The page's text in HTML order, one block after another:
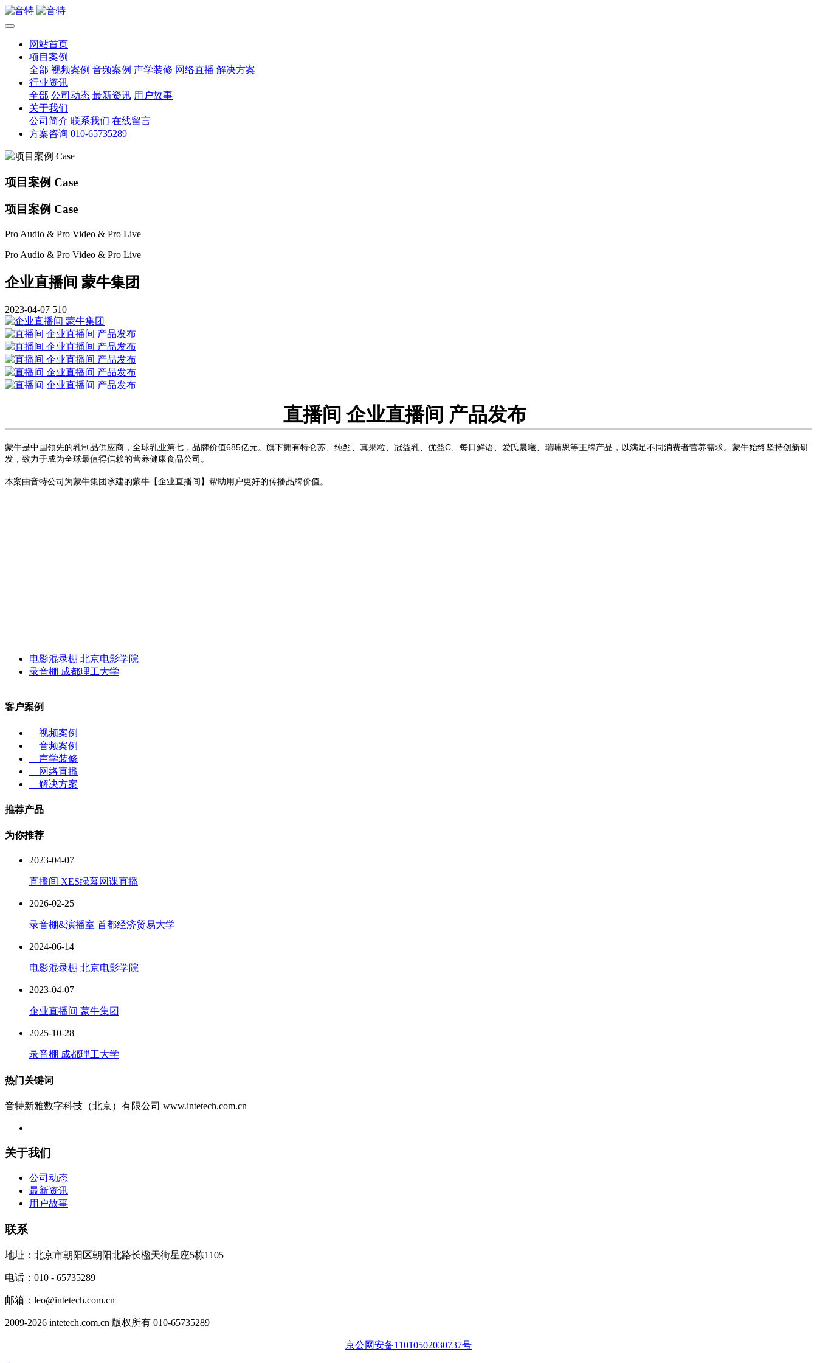
网站首页
项目案例
全部 视频案例 音频案例 声学装修 网络直播 解决方案
行业资讯
全部 公司动态 最新资讯 用户故事
关于我们
公司简介 联系我们 在线留言
方案咨询 010-65735289
项目案例 Case
项目案例 Case
Pro Audio & Pro Video & Pro Live
Pro Audio & Pro Video & Pro Live
企业直播间 蒙牛集团
2023-04-07 510
直播间 企业直播间 产品发布
蒙牛是中国领先的乳制品供应商，全球乳业第七，品牌价值685亿元。旗下拥有特仑苏、纯甄、真果粒、冠益乳、优益C、每日鲜语、爱氏晨曦、瑞哺恩等王牌产品，以满足不同消费者营养需求。蒙牛始终坚持创新研
发，致力于成为全球最值得信赖的营养健康食品公司。
本案由音特公司为蒙牛集团承建的蒙牛【企业直播间】帮助用户更好的传播品牌价值。
电影混录棚 北京电影学院
录音棚 成都理工大学
客户案例
视频案例
音频案例
声学装修
网络直播
解决方案
推荐产品
为你推荐
2023-04-07
直播间 XES绿幕网课直播
2026-02-25
录音棚&演播室 首都经济贸易大学
2024-06-14
电影混录棚 北京电影学院
2023-04-07
企业直播间 蒙牛集团
2025-10-28
录音棚 成都理工大学
热门关键词
音特新雅数字科技（北京）有限公司 www.intetech.com.cn
关于我们
公司动态
最新资讯
用户故事
联系
地址：北京市朝阳区朝阳北路长楹天街星座5栋1105
电话：010 - 65735289
邮箱：leo@intetech.com.cn
2009-2026 intetech.com.cn 版权所有 010-65735289
京公网安备11010502030737号